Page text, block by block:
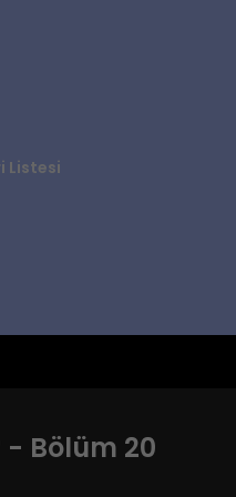
Listesi
- Bölüm 20